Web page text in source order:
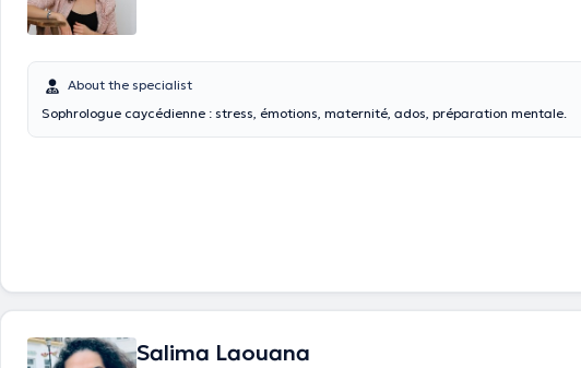
About the specialist
Sophrologue caycédienne : stress, émotions, maternité, ados, préparation mentale.
Salima Laouana